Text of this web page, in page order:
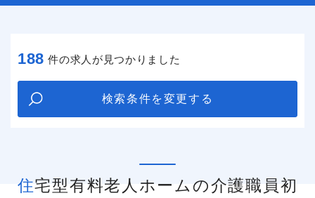
188 件の求人が見つかりました
検索条件を変更する
住宅型有料老人ホームの介護職員初